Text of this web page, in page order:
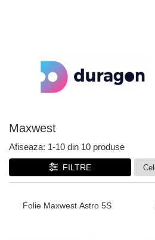
Maxwest
Afiseaza: 1-10 din10 produse
FILTRE
Folie Maxwest Astro 5S